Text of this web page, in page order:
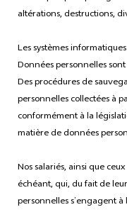
altérations, destructions,
Les systèmes
Données personnelles
Des procédures de
personnelles collectées à
conformément à la
matière de données
Nos salariés, ainsi que
échéant, qui, du fait de
personnelles s’engagent